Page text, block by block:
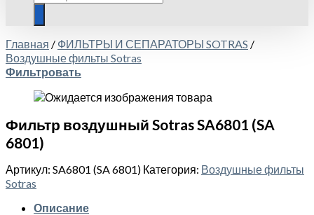
Главная / ФИЛЬТРЫ И СЕПАРАТОРЫ SOTRAS /
Воздушные фильты Sotras
Фильтровать
Фильтр воздушный Sotras SA6801 (SA
6801)
Артикул: SA6801 (SA 6801) Категория: Воздушные фильты
Sotras
Описание